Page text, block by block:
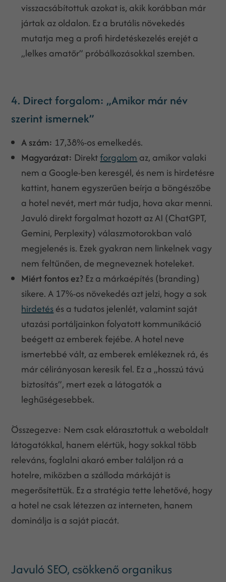
visszacsábítottuk azokat is, akik korábban már
jártak az oldalon. Ez a brutális növekedés
mutatja meg a profi hirdetéskezelés erejét a
„lelkes amatőr” próbálkozásokkal szemben.
4. Direct forgalom: „Amikor már név
szerint ismernek”
A szám: 17,38%-os emelkedés.
Magyarázat: Direktforgalom az, amikor valaki
nem a Google-ben keresgél, és nem is hirdetésre
kattint, hanem egyszerűen beírja a böngészőbe
a hotel nevét, mert már tudja, hova akar menni.
Javuló direkt forgalmat hozott az AI (ChatGPT,
Gemini, Perplexity) válaszmotorokban való
megjelenés is. Ezek gyakran nem linkelnek vagy
nem feltűnően, de megneveznek hoteleket.
Miért fontos ez? Ez a márkaépítés (branding)
sikere. A 17%-os növekedés azt jelzi, hogy a sok
hirdetés és a tudatos jelenlét, valamint saját
utazási portáljainkon folyatott kommunikáció
beégett az emberek fejébe. A hotel neve
ismertebbé vált, az emberek emlékeznek rá, és
már célirányosan keresik fel. Ez a „hosszú távú
biztosítás”, mert ezek a látogatók a
leghűségesebbek.
Összegezve: Nem csak elárasztottuk a weboldalt
látogatókkal, hanem elértük, hogy sokkal több
releváns, foglalni akaró ember találjon rá a
hotelre, miközben a szálloda márkáját is
megerősítettük. Ez a stratégia tette lehetővé, hogy
a hotel ne csak létezzen az interneten, hanem
dominálja is a saját piacát.
Javuló SEO, csökkenő organikus